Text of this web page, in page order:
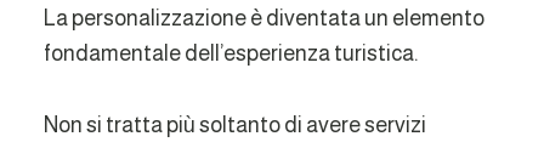
La personalizzazione è diventata un elemento
fondamentale dell’esperienza turistica.
Non si tratta più soltanto di avere servizi